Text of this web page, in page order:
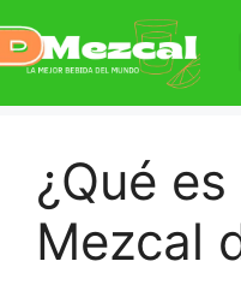
¿Qué
Mezcal